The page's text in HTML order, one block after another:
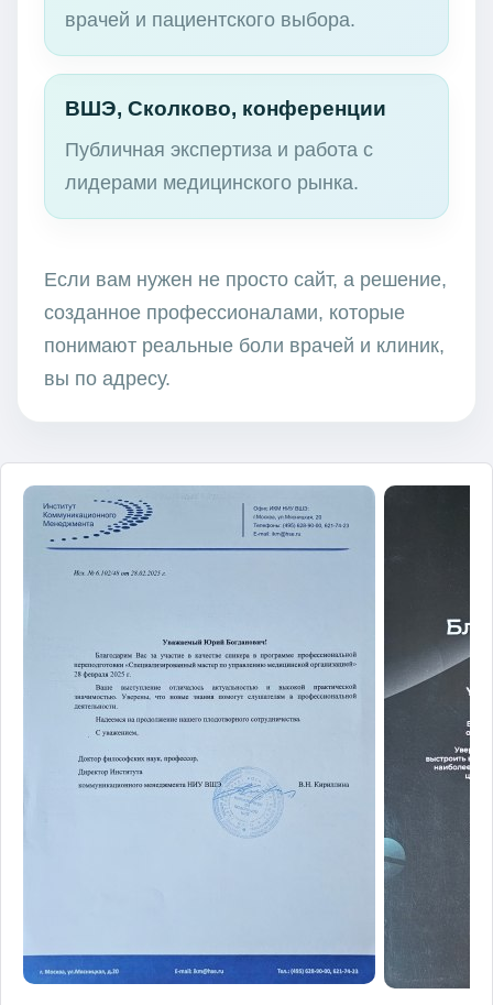
врачей и пациентского выбора.
ВШЭ, Сколково, конференции
Публичная экспертиза и работа с
лидерами медицинского рынка.
Если вам нужен не просто сайт, а решение,
созданное профессионалами, которые
понимают реальные боли врачей и клиник,
вы по адресу.